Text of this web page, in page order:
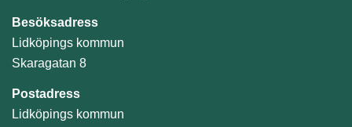
Besöksadress
Lidköpings kommun
Skaragatan 8
Postadress
Lidköpings kommun